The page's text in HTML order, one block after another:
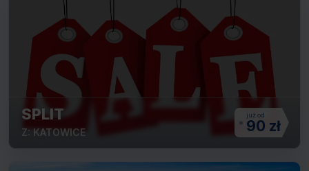
SPLIT
Z: KATOWICE 90 zł